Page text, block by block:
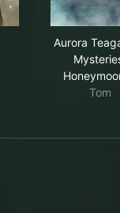
Aurora
Tom